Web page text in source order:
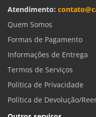
Atendimento:
Quem Somos
Formas de Pagamento
Informações de Entrega
Termos de Serviços
Política de Privacidade
Política de Devolução/